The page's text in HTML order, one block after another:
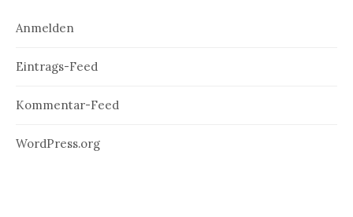
Anmelden
Eintrags-Feed
Kommentar-Feed
WordPress.org